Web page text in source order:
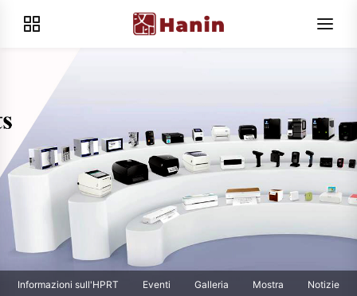
Informazioni sull'HPRT Eventi Galleria Mostra
Notizie